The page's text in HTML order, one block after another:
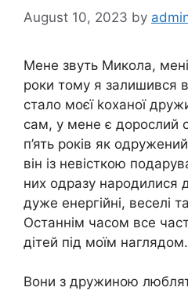
August 10, 2023 by
Мене звуть Микола,
роки тому я залишився
стало моєї kоханої
сам, у мене є дорослий
п’ять років як
він із невісткою
них одразу народилися
дуже енергійні, веселі
Останнім часом все
дітей під моїм наглядом.
Вони з дружиною